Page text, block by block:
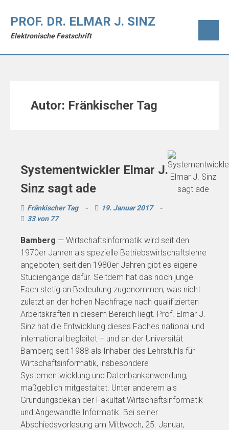
PROF. DR. ELMAR J. SINZ
Elektronische Festschrift
Autor: Fränkischer Tag
Systementwickler Elmar J.
Sinz sagt ade
Fränkischer Tag - 19. Januar 2017
-
33 von 77
Bamberg — Wirtschaftsinformatik wird seit den
1970er Jahren als spezielle Betriebswirtschaftslehre
angeboten, seit den 1980er Jahren gibt es eigene
Studiengänge dafür. Seitdem hat das noch junge
Fach stetig an Bedeutung zugenommen, was nicht
zuletzt an der hohen Nachfrage nach qualifizierten
Arbeitskräften in diesem Bereich liegt. Prof. Elmar J.
Sinz hat die Entwicklung dieses Faches national und
international begleitet – und an der Universität
Bamberg seit 1988 als Inhaber des Lehrstuhls für
Wirtschaftsinformatik, insbesondere
Systementwicklung und Datenbankanwendung,
maßgeblich mitgestaltet. Unter anderem als
Gründungsdekan der Fakultät Wirtschaftsinformatik
und Angewandte Informatik. Bei seiner
Abschiedsvorlesung am Mittwoch, 25. Januar,